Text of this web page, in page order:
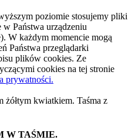
poziomie stosujemy pliki
w Państwa urządzeniu
W każdym momencie mogą
Państwa przeglądarki
plików cookies. Ze
cookies na tej stronie
prywatności.
W TAŚMIE.